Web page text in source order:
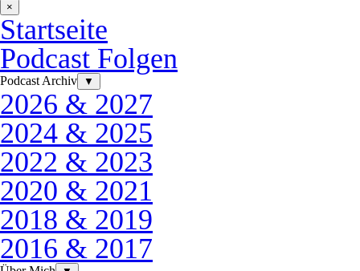
×
Startseite
Podcast Folgen
Podcast Archiv ▼
2026 & 2027
2024 & 2025
2022 & 2023
2020 & 2021
2018 & 2019
2016 & 2017